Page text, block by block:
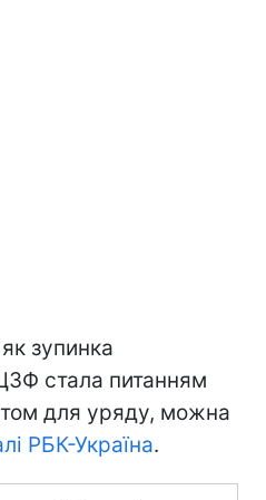
зупинка
стала питанням
для уряду, можна
РБК-Україна.